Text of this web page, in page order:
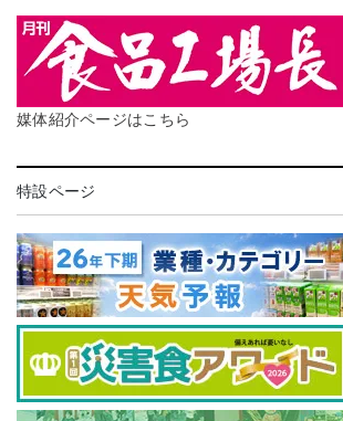
媒体紹介ページはこちら
特設ページ